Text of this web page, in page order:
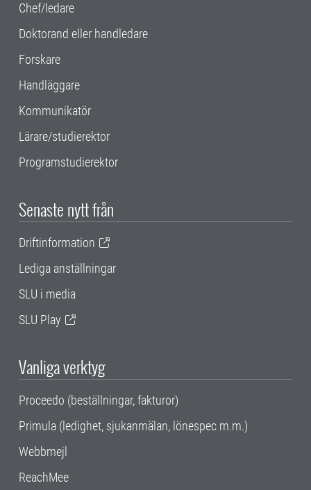
Chef/ledare
Doktorand eller handledare
Forskare
Handläggare
Kommunikatör
Lärare/studierektor
Programstudierektor
Senaste nytt från
Driftinformation
Lediga anställningar
SLU i media
SLU Play
Vanliga verktyg
Proceedo (beställningar, fakturor)
Primula (ledighet, sjukanmälan, lönespec m.m.)
Webbmejl
ReachMee